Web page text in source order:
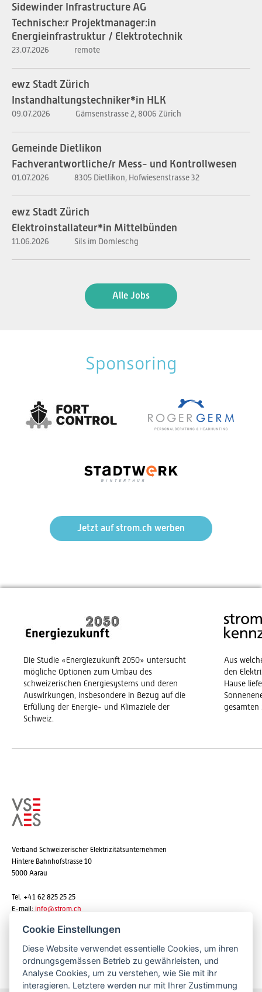
Sidewinder Infrastructure AG
Technische:r Projektmanager:in
Energieinfrastruktur / Elektrotechnik
23.07.2026 remote
ewz Stadt Zürich
Instandhaltungstechniker*in HLK
09.07.2026 Gämsenstrasse 2, 8006 Zürich
Gemeinde Dietlikon
Fachverantwortliche/r Mess- und Kontrollwesen
01.07.2026 8305 Dietlikon, Hofwiesenstrasse 32
ewz Stadt Zürich
Elektroinstallateur*in Mittelbünden
11.06.2026 Sils im Domleschg
Alle Jobs
Sponsoring
Jetzt auf strom.ch werben
Die Studie «Energiezukunft 2050» untersucht
mögliche Optionen zum Umbau des
schweizerischen Energiesystems und deren
Auswirkungen, insbesondere in Bezug auf die
Erfüllung der Energie- und Klimaziele der
Schweiz.
Aus
den
Hause
gesamten
Verband Schweizerischer Elektrizitätsunternehmen
Hintere Bahnhofstrasse 10
5000 Aarau
Tel. +41 62 825 25 25
E-mail: info@strom.ch
Newsletter abonnieren
Cookie Einstellungen
Diese Website verwendet essentielle Cookies, um ihren
ordnungsgemässen Betrieb zu gewährleisten, und
Analyse Cookies, um zu verstehen, wie Sie mit ihr
interagieren. Letztere werden nur mit Ihrer Zustimmung